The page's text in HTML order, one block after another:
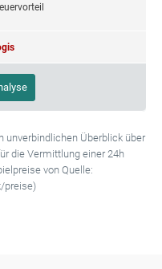
unverbindlichen Überblick über
die Vermittlung einer 24h
von Quelle:
preise)